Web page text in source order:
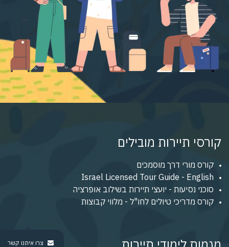
צרו איתנו קשר
קורסי תיירות מובילים
קורס מורי דרך מוסמכים
Israel Licensed Tour Guide - English
סוכני נסיעות - יועצי תיירות בשילוב אופרציה
קורס מדריכי טיולים לחו"ל - מלווי קבוצות